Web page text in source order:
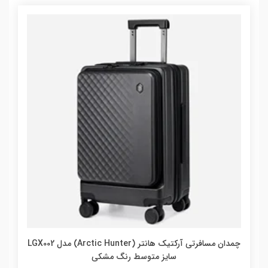
چمدان مسافرتی آرکتیک هانتر (Arctic Hunter) مدل LGX002
سایز متوسط رنگ مشکی